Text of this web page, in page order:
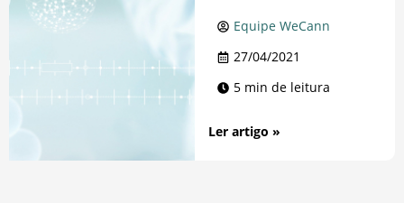
Equipe WeCann
27/04/2021
5 min de leitura
Ler artigo »